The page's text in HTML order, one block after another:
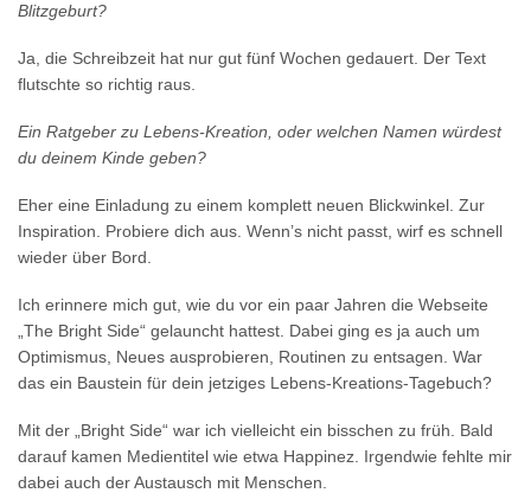
Blitzgeburt?
Ja, die Schreibzeit hat nur gut fünf Wochen gedauert. Der Text
flutschte so richtig raus.
Ein Ratgeber zu Lebens-Kreation, oder welchen Namen würdest
du deinem Kinde geben?
Eher eine Einladung zu einem komplett neuen Blickwinkel. Zur
Inspiration. Probiere dich aus. Wenn’s nicht passt, wirf es schnell
wieder über Bord.
Ich erinnere mich gut, wie du vor ein paar Jahren die Webseite
„The Bright Side“ gelauncht hattest. Dabei ging es ja auch um
Optimismus, Neues ausprobieren, Routinen zu entsagen. War
das ein Baustein für dein jetziges Lebens-Kreations-Tagebuch?
Mit der „Bright Side“ war ich vielleicht ein bisschen zu früh. Bald
darauf kamen Medientitel wie etwa Happinez. Irgendwie fehlte mir
dabei auch der Austausch mit Menschen.